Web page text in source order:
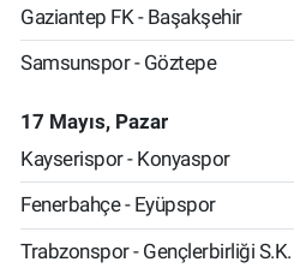
Gaziantep FK - Başakşehir
Samsunspor - Göztepe
17 Mayıs, Pazar
Kayserispor - Konyaspor
Fenerbahçe - Eyüpspor
Trabzonspor - Gençlerbirliği S.K.